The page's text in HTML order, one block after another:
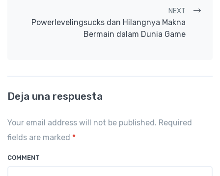
NEXT
Powerlevelingsucks dan Hilangnya Makna
Bermain dalam Dunia Game
Deja una respuesta
Your email address will not be published. Required
fields are marked *
COMMENT